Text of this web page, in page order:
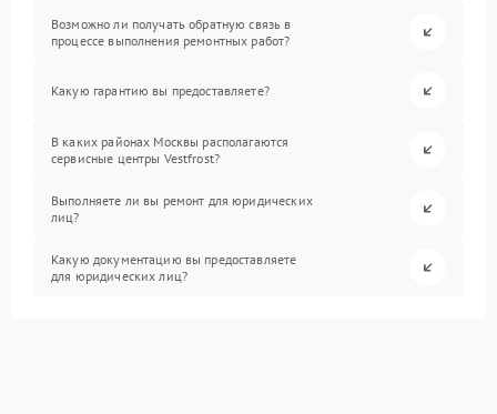
Возможно ли получать обратную связь в
процессе выполнения ремонтных работ?
Какую гарантию вы предоставляете?
В каких районах Москвы располагаются
сервисные центры Vestfrost?
Выполняете ли вы ремонт для юридических
лиц?
Какую документацию вы предоставляете
для юридических лиц?